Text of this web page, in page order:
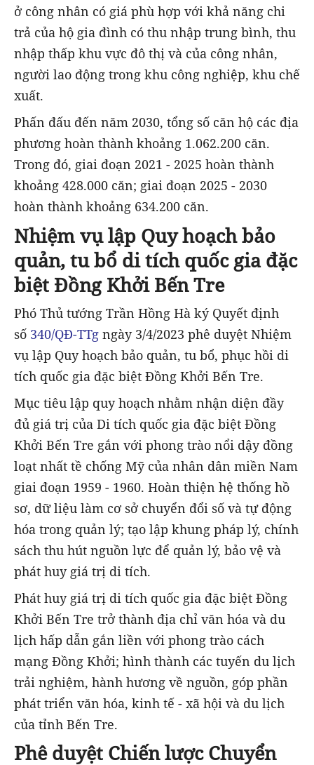
ở công nhân có giá phù hợp với khả năng chi
trả của hộ gia đình có thu nhập trung bình, thu
nhập thấp khu vực đô thị và của công nhân,
người lao động trong khu công nghiệp, khu chế
xuất.
Phấn đấu đến năm 2030, tổng số căn hộ các địa
phương hoàn thành khoảng 1.062.200 căn.
Trong đó, giai đoạn 2021 - 2025 hoàn thành
khoảng 428.000 căn; giai đoạn 2025 - 2030
hoàn thành khoảng 634.200 căn.
Nhiệm vụ lập Quy hoạch bảo
quản, tu bổ di tích quốc gia đặc
biệt Đồng Khởi Bến Tre
Phó Thủ tướng Trần Hồng Hà ký Quyết định
số 340/QĐ-TTg ngày 3/4/2023 phê duyệt Nhiệm
vụ lập Quy hoạch bảo quản, tu bổ, phục hồi di
tích quốc gia đặc biệt Đồng Khởi Bến Tre.
Mục tiêu lập quy hoạch nhằm nhận diện đầy
đủ giá trị của Di tích quốc gia đặc biệt Đồng
Khởi Bến Tre gắn với phong trào nổi dậy đồng
loạt nhất tề chống Mỹ của nhân dân miền Nam
giai đoạn 1959 - 1960. Hoàn thiện hệ thống hồ
sơ, dữ liệu làm cơ sở chuyển đổi số và tự động
hóa trong quản lý; tạo lập khung pháp lý, chính
sách thu hút nguồn lực để quản lý, bảo vệ và
phát huy giá trị di tích.
Phát huy giá trị di tích quốc gia đặc biệt Đồng
Khởi Bến Tre trở thành địa chỉ văn hóa và du
lịch hấp dẫn gắn liền với phong trào cách
mạng Đồng Khởi; hình thành các tuyến du lịch
trải nghiệm, hành hương về nguồn, góp phần
phát triển văn hóa, kinh tế - xã hội và du lịch
của tỉnh Bến Tre.
Phê duyệt Chiến lược Chuyển